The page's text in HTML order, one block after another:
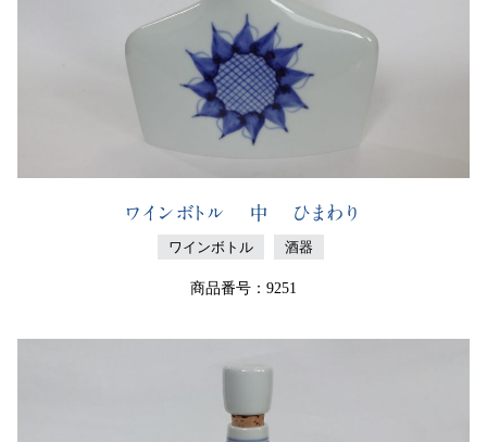
ワインボトル 中 ひまわり
ワインボトル 酒器
商品番号：9251